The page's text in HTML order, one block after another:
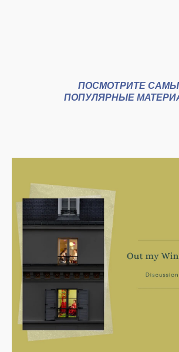
ПОСМОТРИТЕ
ПОПУЛЯРНЫЕ